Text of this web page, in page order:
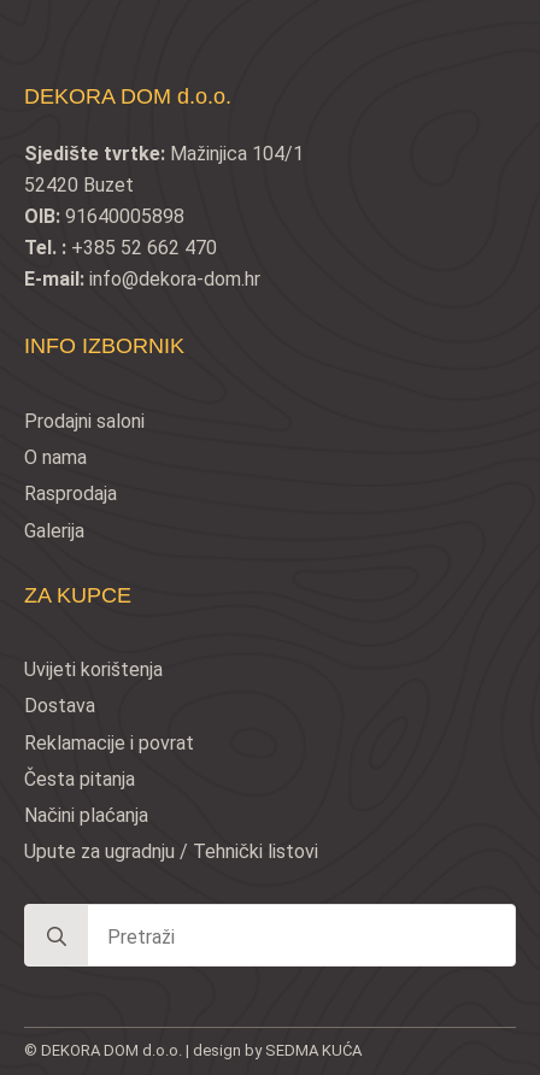
DEKORA DOM d.o.o.
Sjedište tvrtke: Mažinjica 104/1
52420 Buzet
OIB: 91640005898
Tel. : +385 52 662 470
E-mail: info@dekora-dom.hr
INFO IZBORNIK
Prodajni saloni
O nama
Rasprodaja
Galerija
ZA KUPCE
Uvijeti korištenja
Dostava
Reklamacije i povrat
Česta pitanja
Načini plaćanja
Upute za ugradnju / Tehnički listovi
for:
© DEKORA DOM d.o.o. | design by SEDMA KUĆA